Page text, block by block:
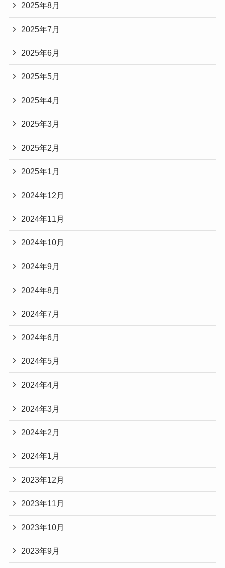
2025年8月
2025年7月
2025年6月
2025年5月
2025年4月
2025年3月
2025年2月
2025年1月
2024年12月
2024年11月
2024年10月
2024年9月
2024年8月
2024年7月
2024年6月
2024年5月
2024年4月
2024年3月
2024年2月
2024年1月
2023年12月
2023年11月
2023年10月
2023年9月